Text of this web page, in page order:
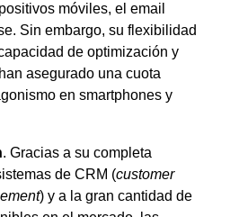
móviles, el email
Sin embargo, su flexibilidad
de optimización y
asegurado una cuota
en smartphones y
. Gracias a su completa
de CRM (customer
) y a la gran cantidad de